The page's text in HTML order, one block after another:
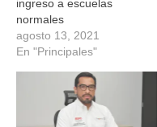
ingreso a escuelas
normales
agosto 13, 2021
En "Principales"